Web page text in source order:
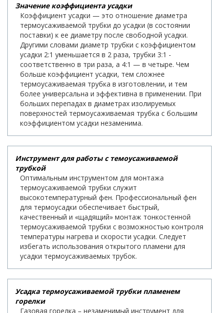
Значение коэффициента усадки
Коэффициент усадки — это отношение диаметра
термоусаживаемой трубки до усадки (в состоянии
поставки) к ее диаметру после свободной усадки.
Другими словами диаметр трубки с коэффициентом
усадки 2:1 уменьшается в 2 раза, трубки 3:1 -
соответственно в три раза, а 4:1 — в четыре. Чем
больше коэффициент усадки, тем сложнее
термоусаживаемая трубка в изготовлении, и тем
более универсальна и эффективна в применении. При
больших перепадах в диаметрах изолируемых
поверхностей термоусаживаемая трубка с большим
коэффициентом усадки незаменима.
Инструмент для работы с темоусаживаемой
трубкой
Оптимальным инструментом для монтажа
термоусаживаемой трубки служит
высокотемпературный фен. Профессиональный фен
для термоусадки обеспечивает быстрый,
качественный и «щадящий» монтаж тонкостенной
термоусаживаемой трубки с возможностью контроля
температуры нагрева и скорости усадки. Следует
избегать использования открытого пламени для
усадки термоусаживаемых трубок.
Усадка термоусаживаемой трубки пламенем
горелки
Газовая горелка – незаменимый инструмент для